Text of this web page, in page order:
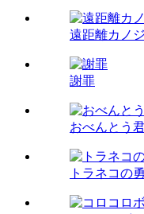
遠距離カノ
謝罪
おべんとう
トラネコの